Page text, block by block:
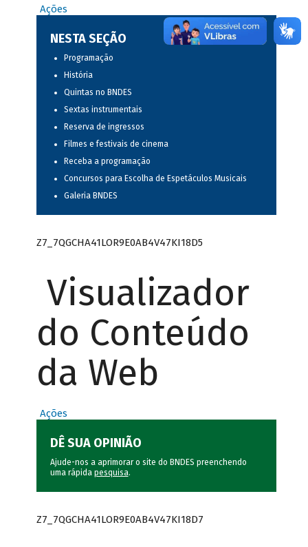
Ações
NESTA SEÇÃO
Programação
História
Quintas no BNDES
Sextas instrumentais
Reserva de ingressos
Filmes e festivais de cinema
Receba a programação
Concursos para Escolha de Espetáculos Musicais
Galeria BNDES
Z7_7QGCHA41LOR9E0AB4V47KI18D5
Visualizador
do Conteúdo
da Web
Ações
DÊ SUA OPINIÃO
Ajude-nos a aprimorar o site do BNDES preenchendo
uma rápida pesquisa.
Z7_7QGCHA41LOR9E0AB4V47KI18D7